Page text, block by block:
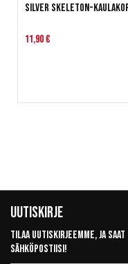
Silver Skeleton-
11,90 €
Uutiskirje
Tilaa uutiskirjeemme, ja
sähköpostiisi!